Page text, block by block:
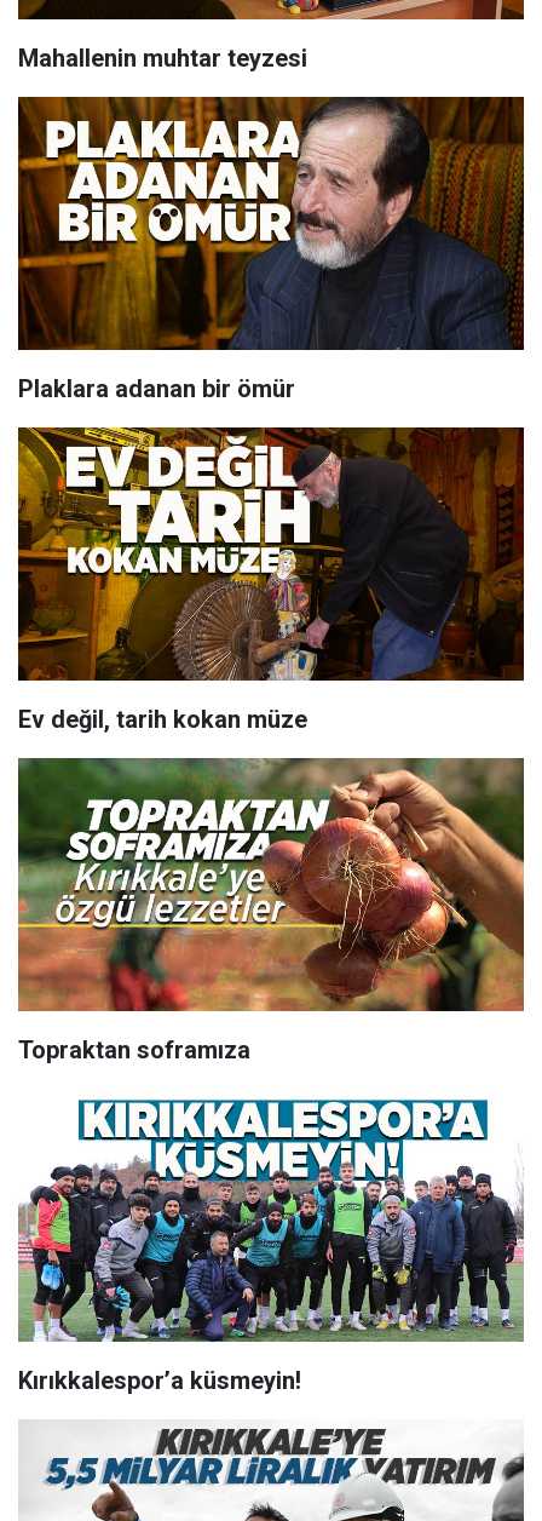
Mahallenin muhtar teyzesi
Plaklara adanan bir ömür
Ev değil, tarih kokan müze
Topraktan soframıza
Kırıkkalespor’a küsmeyin!